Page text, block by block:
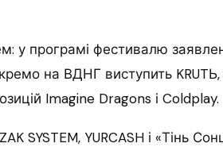
у програмі фестивалю
на ВДНГ виступить
Imagine Dragons і Coldplay.
SYSTEM, YURCASH і «Тінь